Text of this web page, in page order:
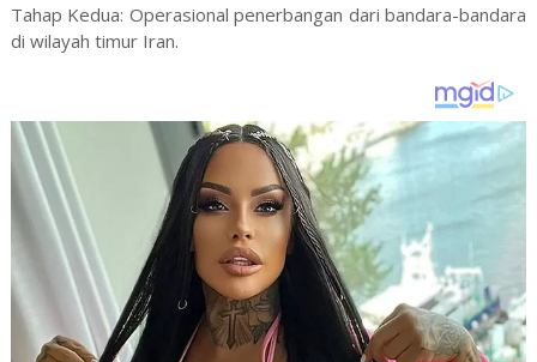
Tahap Kedua: Operasional penerbangan dari bandara-bandara
di wilayah timur Iran.